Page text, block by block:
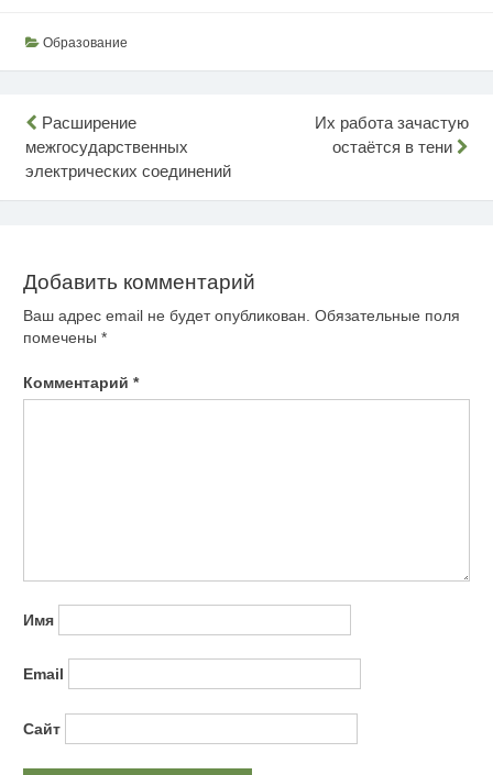
Образование
Навигация
по
записям
Расширение
межгосударственных
электрических соединений
Их работа зачастую
остаётся в тени
Добавить комментарий
Ваш адрес email не будет опубликован. Обязательные поля
помечены *
Комментарий *
Имя
Email
Сайт